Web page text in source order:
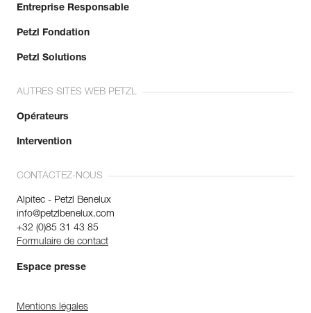
Entreprise Responsable
Petzl Fondation
Petzl Solutions
AUTRES SITES WEB PETZL
Opérateurs
Intervention
CONTACTEZ-NOUS
Alpitec - Petzl Benelux
info@petzlbenelux.com
+32 (0)85 31 43 85
Formulaire de contact
Espace presse
Mentions légales